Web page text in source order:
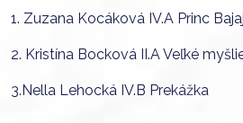
1. Zuzana Kocáková IV.A Princ
2. Kristína Bocková II.A Veľké
3.Nella Lehocká IV.B Prekážka